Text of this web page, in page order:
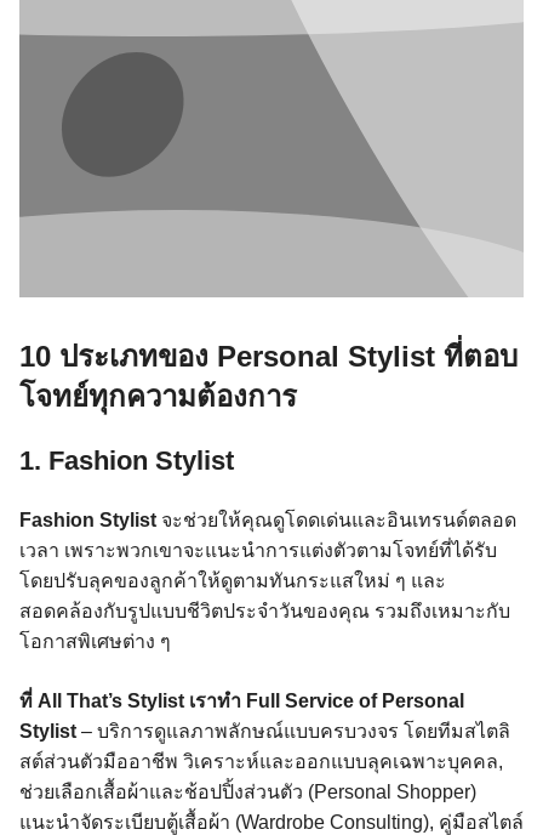
10 ประเภทของ Personal Stylist ที่ตอบ
โจทย์ทุกความต้องการ
1. Fashion Stylist
Fashion Stylist จะช่วยให้คุณดูโดดเด่นและอินเทรนด์ตลอด
เวลา เพราะพวกเขาจะแนะนำการแต่งตัวตามโจทย์ที่ได้รับ
โดยปรับลุคของลูกค้าให้ดูตามทันกระแสใหม่ ๆ และ
สอดคล้องกับรูปแบบชีวิตประจำวันของคุณ รวมถึงเหมาะกับ
โอกาสพิเศษต่าง ๆ
ที่ All That’s Stylist เราทำ Full Service of Personal
Stylist – บริการดูแลภาพลักษณ์แบบครบวงจร โดยทีมสไตลิ
สต์ส่วนตัวมืออาชีพ วิเคราะห์และออกแบบลุคเฉพาะบุคคล,
ช่วยเลือกเสื้อผ้าและช้อปปิ้งส่วนตัว (Personal Shopper)
แนะนำจัดระเบียบตู้เสื้อผ้า (Wardrobe Consulting), คู่มือสไตล์